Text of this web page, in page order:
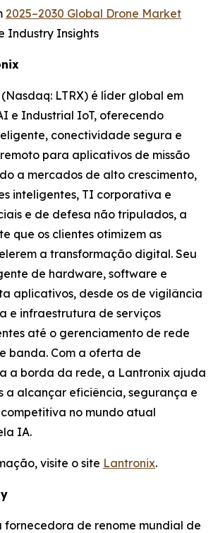
2025–2030 Global Drone Market
Industry Insights
LTRX) é líder global em
e Industrial IoT, oferecendo
conectividade segura e
para aplicativos de missão
a mercados de alto crescimento,
inteligentes, TI corporativa e
e de defesa não tripulados, a
que os clientes otimizem as
a transformação digital. Seu
de hardware, software e
aplicativos, desde os de vigilância
e infraestrutura de serviços
até o gerenciamento de rede
banda. Com a oferta de
a borda da rede, a Lantronix ajuda
a alcançar eficiência, segurança e
no mundo atual
IA.
visite o site Lantronix.
fornecedora de renome mundial de